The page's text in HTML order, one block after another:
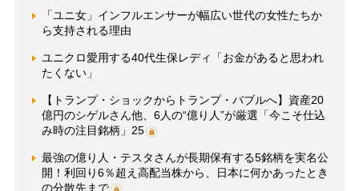
「ユニ女」インフルエンサーが幅広い世代の女性たちか
ら支持される理由
ユニクロ愛用する40代生保レディ「お金があると思われ
たくない」
【トランプ・ショックからトランプ・バブルへ】資産20
億円のシゲルさん他、6人の“億り人”が厳選「今こそ仕込
み時の注目銘柄」25
最強の億り人・テスタさんが長期保有する5銘柄を実名公
開！利回り6％超え高配当株から、日本に何かあったとき
の分散先まで